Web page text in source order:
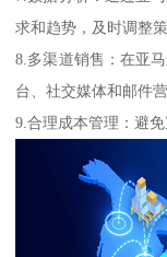
求和趋势，及时调整策
8.多渠道销售：在亚
台、社交媒体和邮件
9.合理成本管理：避